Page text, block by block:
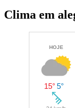
Clima em